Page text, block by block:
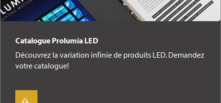
Catalogue Prolumia LED
Découvrez la variation infinie de produits LED. Demandez
votre catalogue!